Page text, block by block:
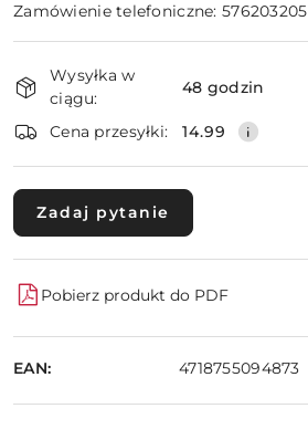
Zamówienie telefoniczne: 576203205
i
dostawa
Wysyłka w
ciągu:
48 godzin
Cena przesyłki: 14.99
Zadaj pytanie
Pobierz produkt do PDF
EAN: 4718755094873